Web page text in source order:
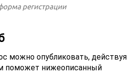
можно опубликовать, действуя
поможет нижеописанный